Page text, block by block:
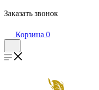
Заказать звонок
Корзина 0